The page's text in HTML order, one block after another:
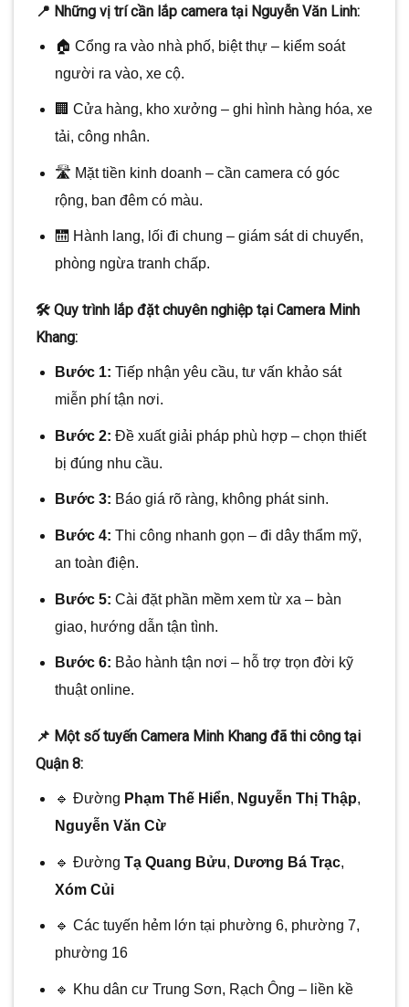
📍 Những vị trí cần lắp camera tại Nguyễn Văn Linh:
🏠 Cổng ra vào nhà phố, biệt thự – kiểm soát
người ra vào, xe cộ.
🏢 Cửa hàng, kho xưởng – ghi hình hàng hóa, xe
tải, công nhân.
🛣️ Mặt tiền kinh doanh – cần camera có góc
rộng, ban đêm có màu.
🛗 Hành lang, lối đi chung – giám sát di chuyển,
phòng ngừa tranh chấp.
🛠️ Quy trình lắp đặt chuyên nghiệp tại Camera Minh
Khang:
Bước 1: Tiếp nhận yêu cầu, tư vấn khảo sát
miễn phí tận nơi.
Bước 2: Đề xuất giải pháp phù hợp – chọn thiết
bị đúng nhu cầu.
Bước 3: Báo giá rõ ràng, không phát sinh.
Bước 4: Thi công nhanh gọn – đi dây thẩm mỹ,
an toàn điện.
Bước 5: Cài đặt phần mềm xem từ xa – bàn
giao, hướng dẫn tận tình.
Bước 6: Bảo hành tận nơi – hỗ trợ trọn đời kỹ
thuật online.
📌 Một số tuyến Camera Minh Khang đã thi công tại
Quận 8:
🔹 Đường Phạm Thế Hiển, Nguyễn Thị Thập,
Nguyễn Văn Cừ
🔹 Đường Tạ Quang Bửu, Dương Bá Trạc,
Xóm Củi
🔹 Các tuyến hẻm lớn tại phường 6, phường 7,
phường 16
🔹 Khu dân cư Trung Sơn, Rạch Ông – liền kề